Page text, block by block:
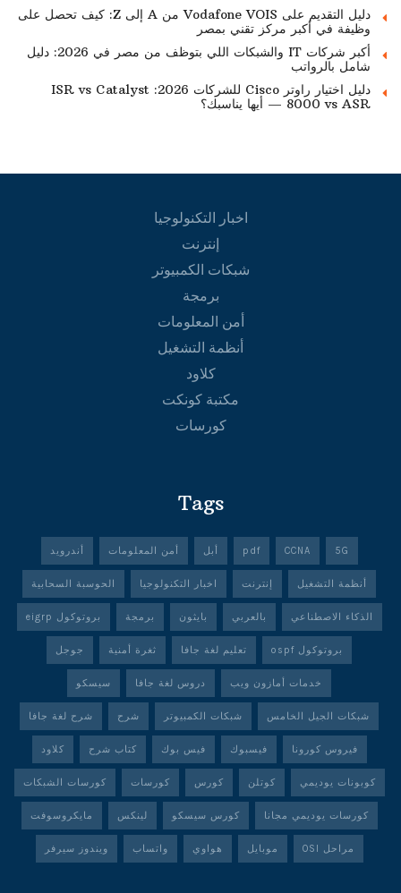
دليل التقديم على Vodafone VOIS من A إلى Z: كيف تحصل على
وظيفة في أكبر مركز تقني بمصر
أكبر شركات IT والشبكات اللي بتوظف من مصر في 2026: دليل
شامل بالرواتب
دليل اختيار راوتر Cisco للشركات 2026: ISR vs Catalyst
8000 vs ASR — أيها يناسبك؟
اخبار التكنولوجيا
إنترنت
شبكات الكمبيوتر
برمجة
أمن المعلومات
أنظمة التشغيل
كلاود
مكتبة كونكت
كورسات
Tags
5G
CCNA
pdf أبل أمن المعلومات أندرويد
أنظمة التشغيل إنترنت اخبار التكنولوجيا الحوسبة السحابية
الذكاء الاصطناعي بالعربي بايثون برمجة بروتوكول eigrp
بروتوكول ospf تعليم لغة جافا ثغرة أمنية جوجل
خدمات أمازون ويب دروس لغة جافا سيسكو
شبكات الجيل الخامس شبكات الكمبيوتر شرح شرح لغة جافا
فيروس كورونا فيسبوك فيس بوك كتاب شرح كلاود
كوبونات يوديمي كوتلن كورس كورسات كورسات الشبكات
كورسات يوديمي مجانا كورس سيسكو لينكس مايكروسوفت
مراحل OSI موبايل هواوي واتساب ويندوز سيرفر